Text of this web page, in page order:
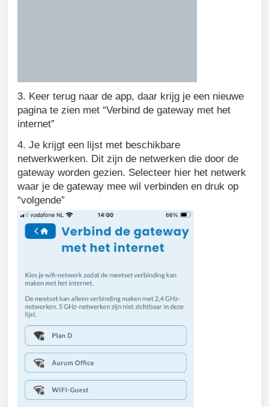
3. Keer terug naar de app, daar krijg je een nieuwe
pagina te zien met “Verbind de gateway met het
internet”
4. Je krijgt een lijst met beschikbare
netwerkwerken. Dit zijn de netwerken die door de
gateway worden gezien. Selecteer hier het netwerk
waar je de gateway mee wil verbinden en druk op
“volgende”